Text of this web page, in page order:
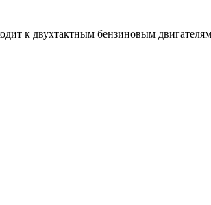
к двухтактным бензиновым